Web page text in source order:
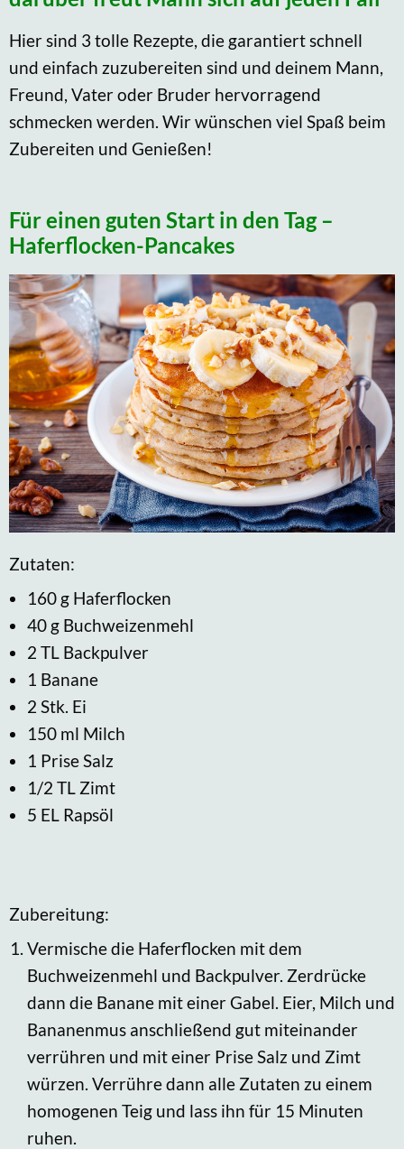
Hier sind 3 tolle Rezepte, die garantiert schnell
und einfach zuzubereiten sind und deinem Mann,
Freund, Vater oder Bruder hervorragend
schmecken werden. Wir wünschen viel Spaß beim
Zubereiten und Genießen!
Für einen guten Start in den Tag –
Haferflocken-Pancakes
Zutaten:
160 g Haferflocken
40 g Buchweizenmehl
2 TL Backpulver
1 Banane
2 Stk. Ei
150 ml Milch
1 Prise Salz
1/2 TL Zimt
5 EL Rapsöl
Zubereitung:
Vermische die Haferflocken mit dem
Buchweizenmehl und Backpulver. Zerdrücke
dann die Banane mit einer Gabel. Eier, Milch und
Bananenmus anschließend gut miteinander
verrühren und mit einer Prise Salz und Zimt
würzen. Verrühre dann alle Zutaten zu einem
homogenen Teig und lass ihn für 15 Minuten
ruhen.